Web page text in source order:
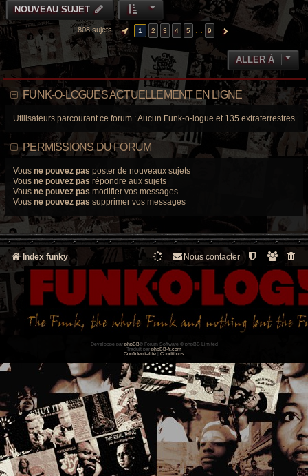
NOUVEAU SUJET
808 sujets PAGE SUR9
1 2 3 4 5 9 SUIVANTE
ALLER À
FUNK-O-LOGUES ACTUELLEMENT EN LIGNE
Utilisateurs parcourant ce forum : Aucun Funk-o-logue et 135 extraterrestres
PERMISSIONS DU FORUM
Vous ne pouvez pas poster de nouveaux sujets
Vous ne pouvez pas répondre aux sujets
Vous ne pouvez pas modifier vos messages
Vous ne pouvez pas supprimer vos messages
Index funky Nous contacter
Développé par phpBB® Forum Software © phpBB Limited
Traduit par phpBB-fr.com
Confidentialité
Conditions